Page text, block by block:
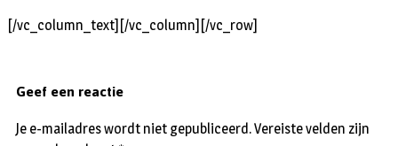
[/vc_column_text][/vc_column][/vc_row]
Geef een reactie
Je e-mailadres wordt niet gepubliceerd.Vereiste velden zijn